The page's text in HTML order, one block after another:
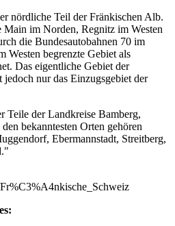
nördliche Teil der Fränkischen Alb.
im Norden, Regnitz im Westen
die Bundesautobahnen 70 im
Westen begrenzte Gebiet als
Das eigentliche Gebiet der
nur das Einzugsgebiet der
Teile der Landkreise Bamberg,
bekanntesten Orten gehören
Ebermannstadt, Streitberg,